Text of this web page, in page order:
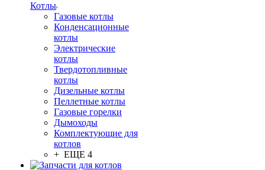
Котлы
Газовые котлы
Конденсационные
котлы
Электрические
котлы
Твердотопливные
котлы
Дизельные котлы
Пеллетные котлы
Газовые горелки
Дымоходы
Комплектующие для
котлов
+ ЕЩЕ 4